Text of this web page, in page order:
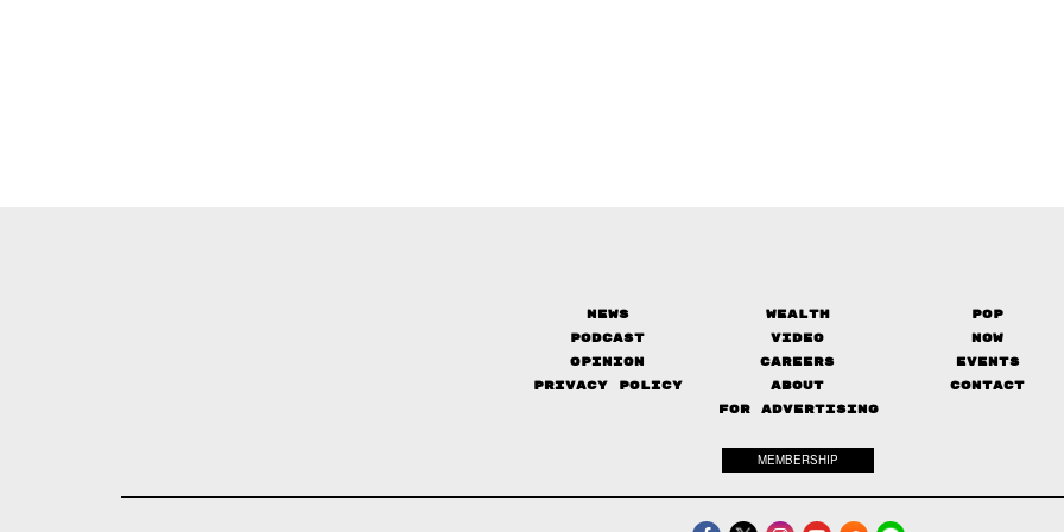
News Wealth
Pop
Podcast
Video
Now
Opinion
Careers
Events
Privacy Policy
About
Contact
FOR ADVERTISING
MEMBERSHIP